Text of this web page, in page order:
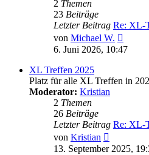
2 Themen
23 Beiträge
Letzter Beitrag Re: XL-
von Michael W.
Beitrag
6. Juni 2026, 10:47
XL Treffen 2025
Platz für alle XL Treffen in
Moderator: Kristian
2 Themen
26 Beiträge
Letzter Beitrag Re: XL-
von Kristian
Beitrag
13. September 2025,